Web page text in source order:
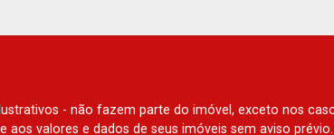
- não fazem parte do imóvel, exceto nos
valores e dados de seus imóveis sem aviso